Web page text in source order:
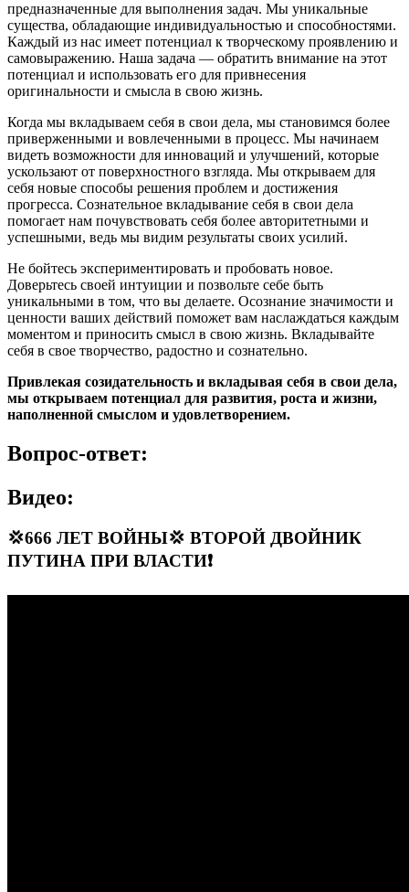
предназначенные для выполнения задач. Мы уникальные
существа, обладающие индивидуальностью и способностями.
Каждый из нас имеет потенциал к творческому проявлению и
самовыражению. Наша задача — обратить внимание на этот
потенциал и использовать его для привнесения
оригинальности и смысла в свою жизнь.
Когда мы вкладываем себя в свои дела, мы становимся более
приверженными и вовлеченными в процесс. Мы начинаем
видеть возможности для инноваций и улучшений, которые
ускользают от поверхностного взгляда. Мы открываем для
себя новые способы решения проблем и достижения
прогресса. Сознательное вкладывание себя в свои дела
помогает нам почувствовать себя более авторитетными и
успешными, ведь мы видим результаты своих усилий.
Не бойтесь экспериментировать и пробовать новое.
Доверьтесь своей интуиции и позвольте себе быть
уникальными в том, что вы делаете. Осознание значимости и
ценности ваших действий поможет вам наслаждаться каждым
моментом и приносить смысл в свою жизнь. Вкладывайте
себя в свое творчество, радостно и сознательно.
Привлекая созидательность и вкладывая себя в свои дела,
мы открываем потенциал для развития, роста и жизни,
наполненной смыслом и удовлетворением.
Вопрос-ответ:
Видео:
💢666 ЛЕТ ВОЙНЫ💢 ВТОРОЙ ДВОЙНИК
ПУТИНА ПРИ ВЛАСТИ❗️